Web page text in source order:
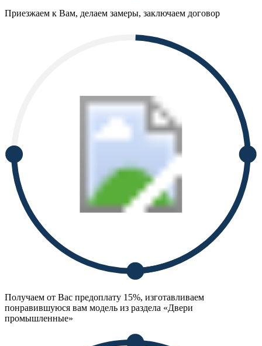
Приезжаем к Вам, делаем замеры, заключаем договор
Получаем от Вас предоплату 15%, изготавливаем
понравившуюся вам модель из раздела «Двери
промышленные»